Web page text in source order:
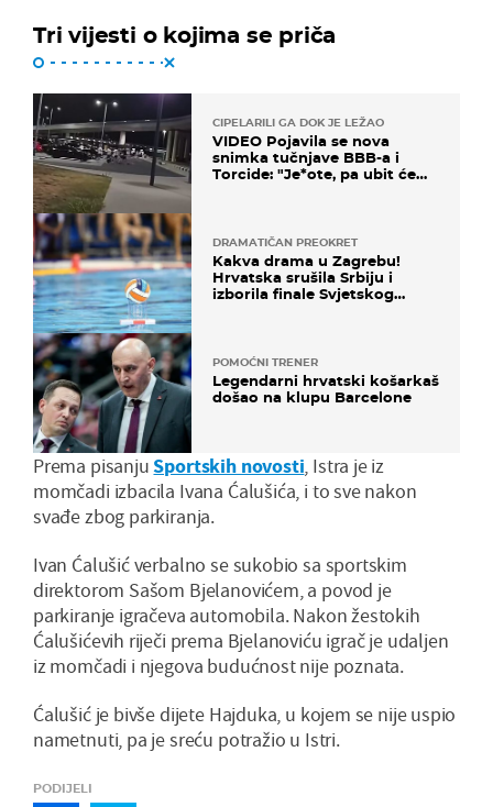
Tri vijesti o kojima se priča
CIPELARILI GA DOK JE LEŽAO
VIDEO Pojavila se nova
snimka tučnjave BBB-a i
Torcide: "Je*ote, pa ubit će
DRAMATIČAN PREOKRET
Kakva drama u Zagrebu!
Hrvatska srušila Srbiju i
izborila finale Svjetskog
POMOĆNI TRENER
Legendarni hrvatski košarkaš
došao na klupu Barcelone
Prema pisanjuSportskih novosti, Istra je iz
momčadi izbacila Ivana Ćalušića, i to sve nakon
svađe zbog parkiranja.
Ivan Ćalušić verbalno se sukobio sa sportskim
direktorom Sašom Bjelanovićem, a povod je
parkiranje igračeva automobila. Nakon žestokih
Ćalušićevih riječi prema Bjelanoviću igrač je udaljen
iz momčadi i njegova budućnost nije poznata.
Ćalušić je bivše dijete Hajduka, u kojem se nije uspio
nametnuti, pa je sreću potražio u Istri.
PODIJELI